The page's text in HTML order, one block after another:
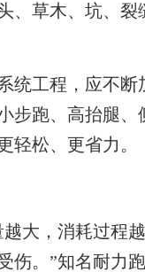
草木、坑、裂
工程，应不断
步跑、高抬腿
轻松、更省力。
，消耗过程
伤。”知名耐力